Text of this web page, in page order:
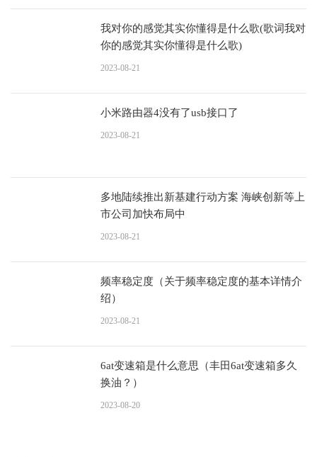
我对你的感觉其实你懂得是什么歌(歌词我对
你的感觉其实你懂得是什么歌)
2023-08-21
小米路由器4没有了usb接口了
2023-08-21
多地陆续推出新基建行动方案 海峡创新等上
市公司加快布局中
2023-08-21
频率稳定度（关于频率稳定度的基本详情介
绍）
2023-08-21
6at变速箱是什么意思（丰田6at变速箱多久
换油？）
2023-08-20